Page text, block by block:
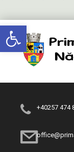
Deschide bara de unelte
+40257 474